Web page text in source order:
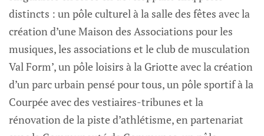
distincts : un pôle culturel à la salle des fêtes avec la
création d’une Maison des Associations pour les
musiques, les associations et le club de musculation
Val Form’, un pôle loisirs à la Griotte avec la création
d’un parc urbain pensé pour tous, un pôle sportif à la
Courpée avec des vestiaires-tribunes et la
rénovation de la piste d’athlétisme, en partenariat